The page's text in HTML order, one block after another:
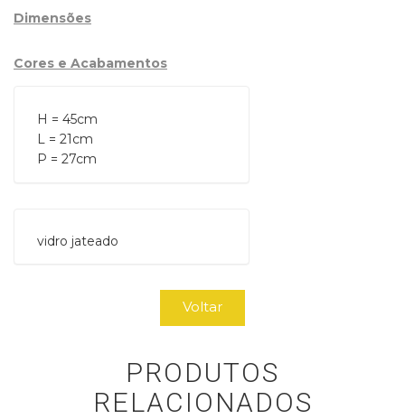
Dimensões
Cores e Acabamentos
H = 45cm
L = 21cm
P = 27cm
vidro jateado
Voltar
PRODUTOS
RELACIONADOS